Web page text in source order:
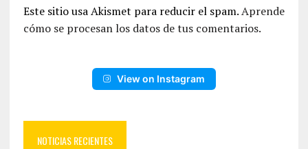
Este sitio usa Akismet para reducir el spam.Aprende
cómo se procesan los datos de tus comentarios.
View on Instagram
NOTICIAS RECIENTES